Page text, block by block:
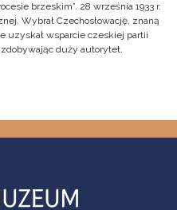
brzeskim”. 28 września 1933 r.
Wybrał Czechosłowację, znaną
uzyskał wsparcie czeskiej partii
duży autorytet.